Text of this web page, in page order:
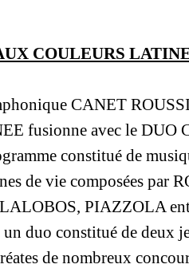
COULEURS
CANET
fusionne avec le DUO
constitué de
de vie composées par
PIAZZOLA
duo constitué de deux
de nombreux